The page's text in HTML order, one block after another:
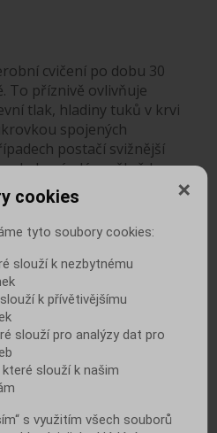
cvičení po dobu 30
To příznivě ovlivňuje
tlak, hladiny tuků v krvi
spojených
postačí svižnější
plán měl vždy
pokud si aplikuje
a omezení
zhoršuje průběh
řady komplikací s ní
konzumace většího
diabetiky vhodná.
život ohrožující
zejména ve chvíli,
proti cukrovce
cookies
tyto soubory cookies:
slouží k nezbytnému
k přívětivějšímu
slouží pro analýzy dat pro
slouží k našim
s využitím všech souborů